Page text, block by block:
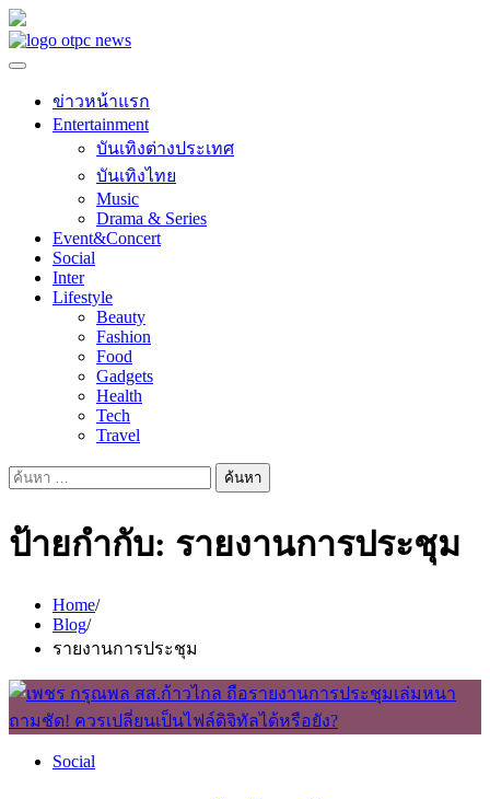
Skip
to
ข่าวหน้าแรก
Entertainment
บันเทิงต่างประเทศ
บันเทิงไทย
Music
Drama & Series
Event&Concert
Social
Inter
Lifestyle
Beauty
Fashion
Food
Gadgets
Health
Tech
Travel
ค้นหา
ป้ายกำกับ: รายงานการประชุม
Home
Blog
รายงานการประชุม
Social